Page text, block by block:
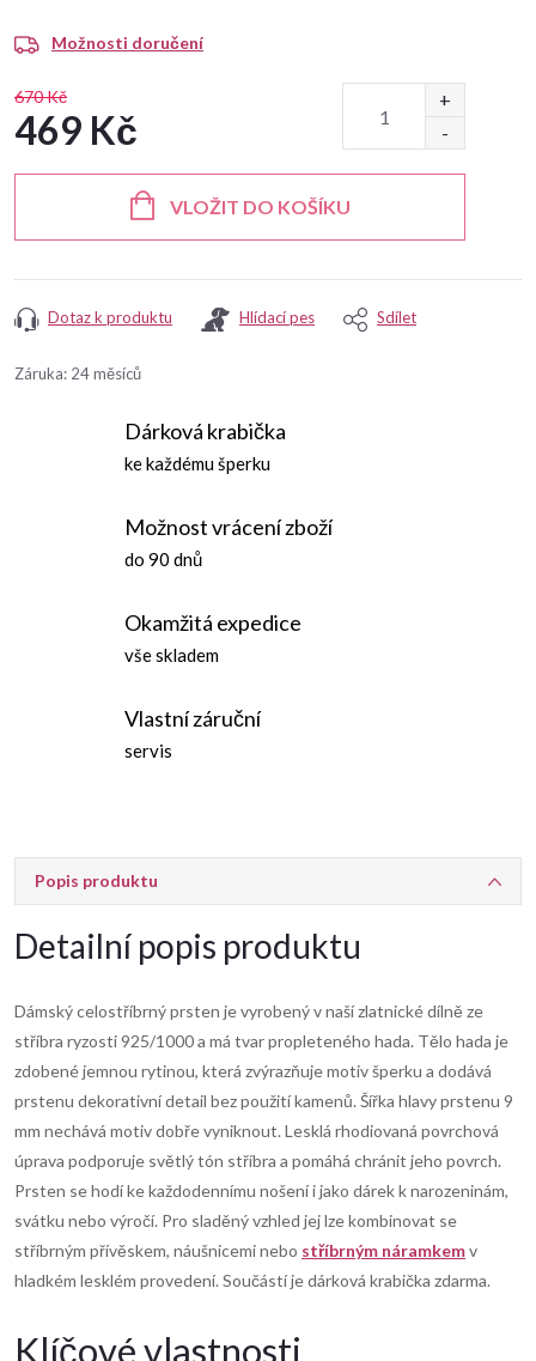
Možnosti doručení
670 Kč
469 Kč
VLOŽIT DO KOŠÍKU
Dotaz k produktu Hlídací pes Sdílet
Záruka: 24 měsíců
Dárková krabička
ke každému šperku
Možnost vrácení zboží
do 90 dnů
Okamžitá expedice
vše skladem
Vlastní záruční
servis
Popis produktu
Detailní popis produktu
Dámský celostříbrný prsten je vyrobený v naší zlatnické dílně ze
stříbra ryzosti 925/1000 a má tvar propleteného hada. Tělo hada je
zdobené jemnou rytinou, která zvýrazňuje motiv šperku a dodává
prstenu dekorativní detail bez použití kamenů. Šířka hlavy prstenu 9
mm nechává motiv dobře vyniknout. Lesklá rhodiovaná povrchová
úprava podporuje světlý tón stříbra a pomáhá chránit jeho povrch.
Prsten se hodí ke každodennímu nošení i jako dárek k narozeninám,
svátku nebo výročí. Pro sladěný vzhled jej lze kombinovat se
stříbrným přívěskem, náušnicemi nebo stříbrným náramkemv
hladkém lesklém provedení. Součástí je dárková krabička zdarma.
Klíčové vlastnosti